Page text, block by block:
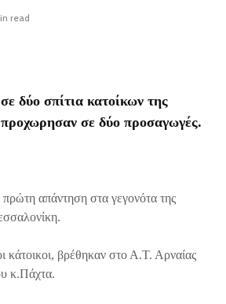
read
δύο σπίτια κατοίκων της
προχωρησαν σε δύο προσαγωγές.
απάντηση στα γεγονότα της
κάτοικοι, βρέθηκαν στο Α.Τ. Αρναίας
κ.Πάχτα.